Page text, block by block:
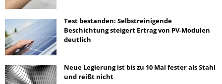
Test bestanden: Selbstreinigende
Beschichtung steigert Ertrag von PV-Modulen
deutlich
Neue Legierung ist bis zu 10 Mal fester als Stahl
und reißt nicht